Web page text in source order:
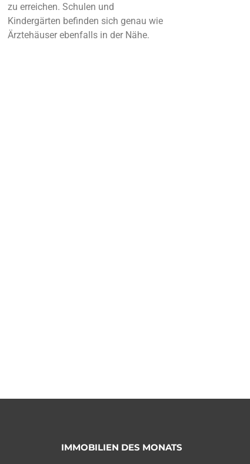
zu erreichen. Schulen und
Kindergärten befinden sich genau wie
Ärztehäuser ebenfalls in der Nähe.
IMMOBILIEN DES MONATS